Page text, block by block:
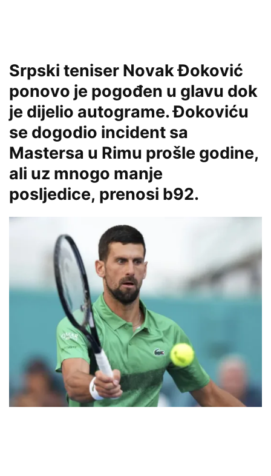
Srpski teniser Novak Đoković
ponovo je pogođen u glavu dok
je dijelio autograme. Đokoviću
se dogodio incident sa
Mastersa u Rimu prošle godine,
ali uz mnogo manje
posljedice, prenosi b92.